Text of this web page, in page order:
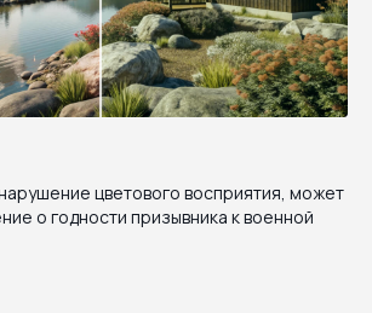
цветового восприятия, может
о годности призывника к военной